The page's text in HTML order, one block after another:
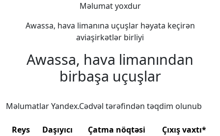
Məlumat yoxdur
Awassa, hava limanına uçuşlar həyata keçirən
aviaşirkətlər birliyi
Awassa, hava limanından
birbaşa uçuşlar
Məlumatlar Yandex.Cədvəl tərəfindən təqdim olunub
Reys Daşıyıcı Çatma nöqtəsi Çıxış vaxtı*